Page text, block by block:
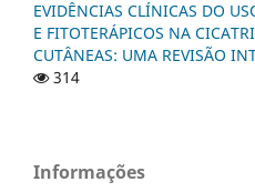
EVIDÊNCIAS CLÍNICAS DO
E FITOTERÁPICOS NA
CUTÂNEAS: UMA REVISÃO
314
Informações